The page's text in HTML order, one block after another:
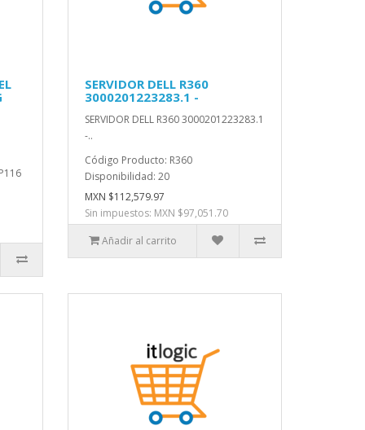
SERVIDOR DELL R360
3000201223283.1 -
SERVIDOR DELL R360 3000201223283.1
-..
Código Producto: R360
Disponibilidad: 20
MXN $112,579.97
Sin impuestos: MXN $97,051.70
Añadir al carrito